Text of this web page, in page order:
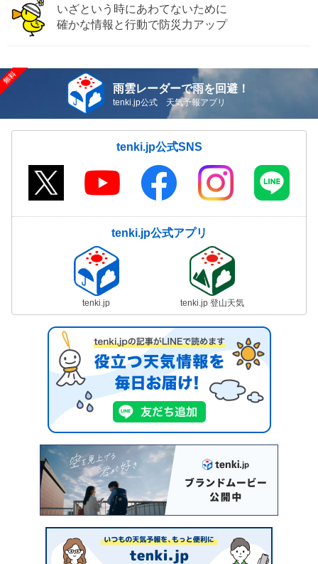
いざという時にあわてないために
確かな情報と行動で防災力アップ
雨雲レーダーで雨を回避！
tenki.jp公式 天気予報アプリ
tenki.jp公式SNS
tenki.jp公式アプリ
tenki.jp tenki.jp 登山天気